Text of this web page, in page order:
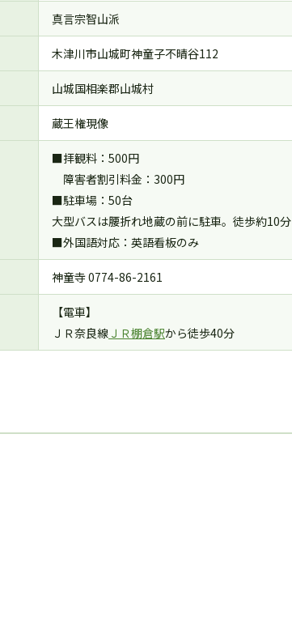
真言宗智山派
木津川市山城町神童子不晴谷112
山城国相楽郡山城村
蔵王権現像
■拝観料：500円
障害者割引料金：300円
■駐車場：50台
大型バスは腰折れ地蔵の前に駐車。徒歩約10分
■外国語対応：英語看板のみ
神童寺 0774-86-2161
【電車】
ＪＲ奈良線 ＪＲ棚倉駅から徒歩40分